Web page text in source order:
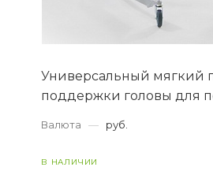
Универсальный мягкий
поддержки головы для
Валюта — руб.
В НАЛИЧИИ